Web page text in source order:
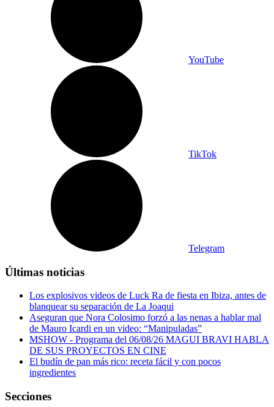
YouTube
TikTok
Telegram
Últimas noticias
Los explosivos videos de Luck Ra de fiesta en Ibiza, antes de
blanquear su separación de La Joaqui
Aseguran que Nora Colosimo forzó a las nenas a hablar mal
de Mauro Icardi en un video: “Manipuladas”
MSHOW - Programa del 06/08/26 MAGUI BRAVI HABLA
DE SUS PROYECTOS EN CINE
El budín de pan más rico: receta fácil y con pocos
ingredientes
Secciones